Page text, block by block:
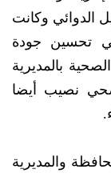
الدوائي وكانت
تحسين جودة
بالمديرية
نصيب أيضا
والمديرية